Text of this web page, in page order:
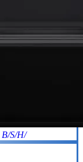
B/S/H/